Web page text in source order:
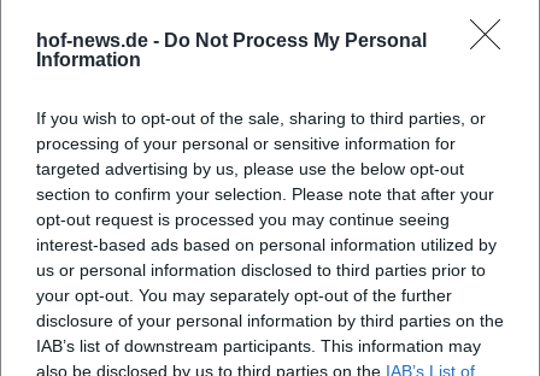
hof-news.de - Do Not Process My Personal
Information
If you wish to opt-out of the sale, sharing to third parties, or
processing of your personal or sensitive information for
targeted advertising by us, please use the below opt-out
section to confirm your selection. Please note that after your
opt-out request is processed you may continue seeing
interest-based ads based on personal information utilized by
us or personal information disclosed to third parties prior to
your opt-out. You may separately opt-out of the further
disclosure of your personal information by third parties on the
IAB’s list of downstream participants. This information may
also be disclosed by us to third parties on the IAB’s List of
perto.com - Eventseite mit Ticketpreis ab 52,50 €
YouTube - Offizieller Kanal The Dark Tenor